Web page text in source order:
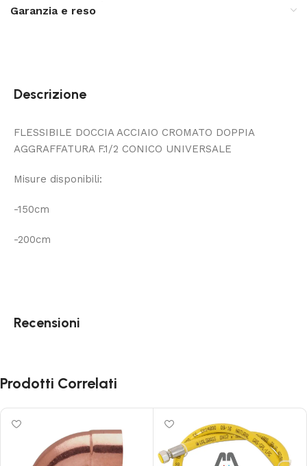
Garanzia e reso
Descrizione
FLESSIBILE DOCCIA ACCIAIO CROMATO DOPPIA
AGGRAFFATURA F.1/2 CONICO UNIVERSALE
Misure disponibili:
-150cm
-200cm
Recensioni
Prodotti Correlati